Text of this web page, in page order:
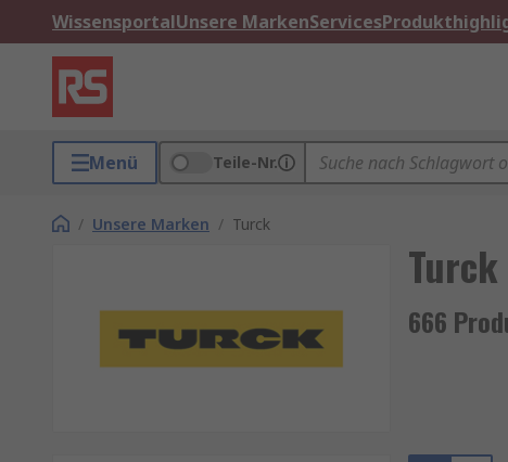
WissensportalUnsere MarkenServices
Menü Teile-Nr.
/ Unsere Marken / Turck
Turck
666